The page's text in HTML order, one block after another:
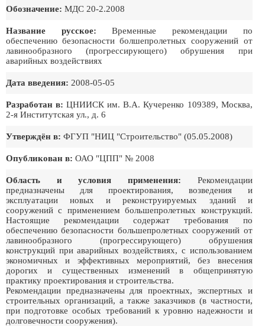
Обозначение: МДС 20-2.2008
Название русское: Временные рекомендации по
обеспечению безопасности болшепролетных сооружений от
лавинообразного (прогрессирующего) обрушения при
аварийных воздействиях
Дата введения: 2008-05-05
Разработан в: ЦНИИСК им. В.А. Кучеренко 109389, Москва,
2-я Институтская ул., д. 6
Утверждён в: ФГУП "НИЦ "Строительство" (05.05.2008)
Опубликован в: ОАО "ЦПП" № 2008
Область и условия применения: Рекомендации
предназначены для проектирования, возведения и
эксплуатации новых и реконструируемых зданий и
сооружений с применением большепролетных конструкций.
Настоящие рекомендации содержат требования по
обеспечению безопасности большепролетных сооружений от
лавинообразного (прогрессирующего) обрушения
конструкций при аварийных воздействиях, с использованием
экономичных и эффективных мероприятий, без внесения
дорогих и существенных изменений в общепринятую
практику проектирования и строительства.
Рекомендации предназначены для проектных, экспертных и
строительных организаций, а также заказчиков (в частности,
при подготовке особых требований к уровню надежности и
долговечности сооружения).